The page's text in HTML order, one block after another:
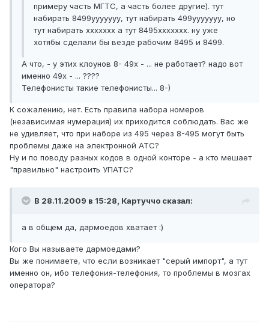
примеру часть МГТС, а часть более другие). тут
набирать 8499ууууууу, тут набирать 499ууууууу, но
тут набирать ххххххх а тут 8495ххххххх. ну уже
хотябы сделали бы везде рабочим 8495 и 8499.
А что, - у этих клоунов 8- 49х - ... не работает? надо вот
именно 49х - ... ????
Телефонисты такие телефонисты... 8-)
К сожалению, нет. Есть правила набора номеров
(независимая нумерация) их приходится соблюдать. Вас же
не удивляет, что при наборе из 495 через 8-495 могут быть
проблемы даже на электронной АТС?
Ну и по поводу разных кодов в одной конторе - а кто мешает
"правильно" настроить УПАТС?
В 28.11.2009 в 15:28, Картуччо сказал:
а в общем да, дармоедов хватает :)
Кого Вы называете дармоедами?
Вы же понимаете, что если возникает "серый импорт", а тут
именно он, ибо телефония-телефония, то проблемы в мозгах
оператора?